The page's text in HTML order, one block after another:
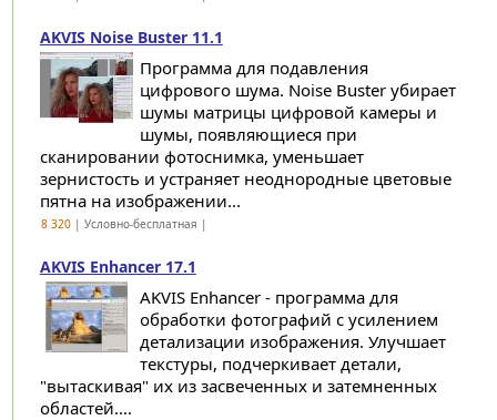
AKVIS Noise Buster 11.1
Программа для подавления
цифрового шума. Noise Buster убирает
шумы матрицы цифровой камеры и
шумы, появляющиеся при
сканировании фотоснимка, уменьшает
зернистость и устраняет неоднородные цветовые
пятна на изображении...
8 320| Условно-бесплатная |
AKVIS Enhancer 17.1
AKVIS Enhancer - программа для
обработки фотографий с усилением
детализации изображения. Улучшает
текстуры, подчеркивает детали,
"вытаскивая" их из засвеченных и затемненных
областей....